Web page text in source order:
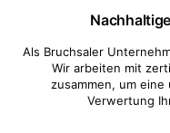
Als Bruchsaler
Wir arbeiten mit
zusammen, um
Verwertung